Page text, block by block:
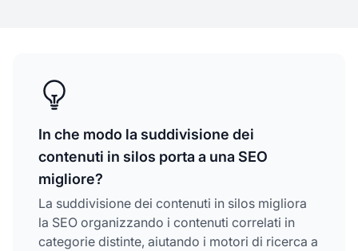
In che modo la suddivisione dei
contenuti in silos porta a una SEO
migliore?
La suddivisione dei contenuti in silos migliora
la SEO organizzando i contenuti correlati in
categorie distinte, aiutando i motori di ricerca a